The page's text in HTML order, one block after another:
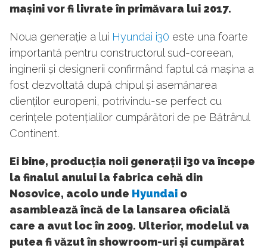
mașini vor fi livrate în primăvara lui 2017.
Noua generație a lui Hyundai i30 este una foarte
importantă pentru constructorul sud-coreean,
inginerii și designerii confirmând faptul că mașina a
fost dezvoltată după chipul și asemănarea
clienților europeni, potrivindu-se perfect cu
cerințele potențialilor cumpărători de pe Bătrânul
Continent.
Ei bine, producția noii generații i30 va începe
la finalul anului la fabrica cehă din
Nosovice, acolo unde Hyundai o
asamblează încă de la lansarea oficială
care a avut loc în 2009. Ulterior, modelul va
putea fi văzut în showroom-uri și cumpărat